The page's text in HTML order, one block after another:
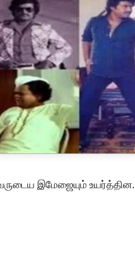
இமேஜையும் உயர்த்தின.